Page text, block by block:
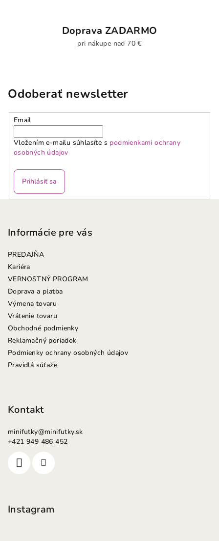
Doprava ZADARMO
pri nákupe nad 70 €
Odoberať newsletter
Email
Vložením e-mailu súhlasíte s podmienkami ochrany
osobných údajov
Prihlásiť sa
Informácie pre vás
PREDAJŇA
Kariéra
VERNOSTNÝ PROGRAM
Doprava a platba
Výmena tovaru
Vrátenie tovaru
Obchodné podmienky
Reklamačný poriadok
Podmienky ochrany osobných údajov
Pravidlá súťaže
Kontakt
minifutky@minifutky.sk
+421 949 486 452
Instagram